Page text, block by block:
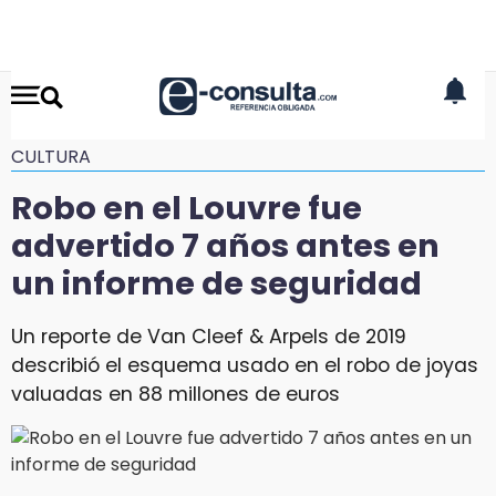
CULTURA
Robo en el Louvre fue
advertido 7 años antes en
un informe de seguridad
Un reporte de Van Cleef & Arpels de 2019
describió el esquema usado en el robo de joyas
valuadas en 88 millones de euros